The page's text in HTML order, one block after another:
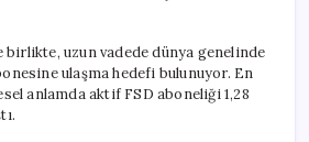
uzun vadede dünya genelinde
ulaşma hedefi bulunuyor. En
anlamda aktif FSD aboneliği 1,28